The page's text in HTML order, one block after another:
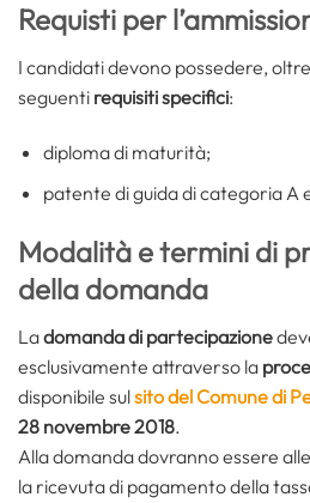
Requisti per
I candidati devono possedere,
seguenti requisiti specifici:
diploma di maturità;
patente di guida di categoria A
Modalità e termini di
della domanda
Ladomanda di partecipazione
esclusivamente attraverso la
disponibile sulsito del Comune di
28 novembre 2018.
Alla domanda dovranno essere
la ricevuta di pagamento della